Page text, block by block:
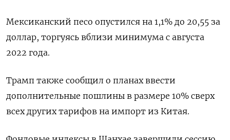
Мексиканский песо опустился на 1,1% до 20,55 за
доллар, торгуясь вблизи минимума с августа
2022 года.
Трамп также сообщил о планах ввести
дополнительные пошлины в размере 10% сверх
всех других тарифов на импорт из Китая.